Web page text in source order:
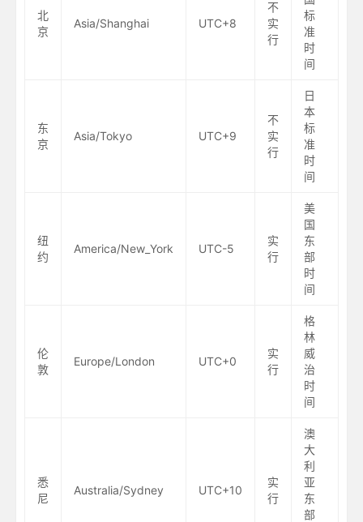
北
京
Asia/Shanghai UTC+8
不
实
行
标
准
时
间
东
京
Asia/Tokyo UTC+9
不
实
行
日
本
标
准
时
间
纽
约
America/New_York UTC-5
实
行
美
国
东
部
时
间
伦
敦
Europe/London UTC+0
实
行
格
林
威
治
时
间
悉
尼
Australia/Sydney UTC+10
实
行
澳
大
利
亚
东
部